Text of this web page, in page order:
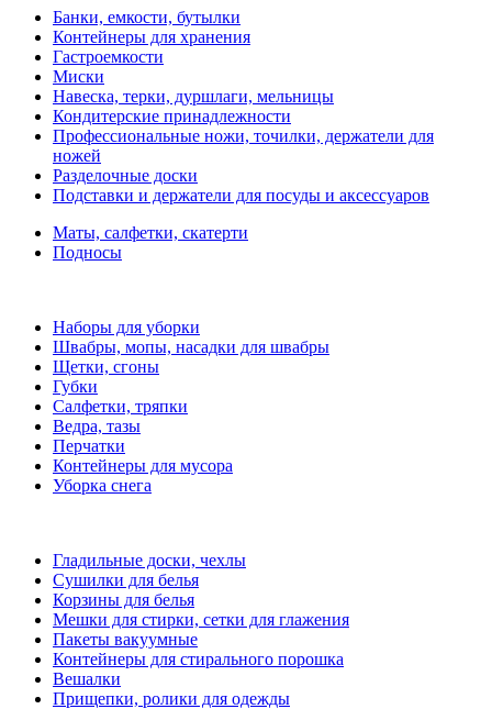
Банки, емкости, бутылки
Контейнеры для хранения
Гастроемкости
Миски
Навеска, терки, дуршлаги, мельницы
Кондитерские принадлежности
Профессиональные ножи, точилки, держатели для
ножей
Разделочные доски
Подставки и держатели для посуды и аксессуаров
Маты, салфетки, скатерти
Подносы
Наборы для уборки
Швабры, мопы, насадки для швабры
Щетки, сгоны
Губки
Салфетки, тряпки
Ведра, тазы
Перчатки
Контейнеры для мусора
Уборка снега
Гладильные доски, чехлы
Сушилки для белья
Корзины для белья
Мешки для стирки, сетки для глажения
Пакеты вакуумные
Контейнеры для стирального порошка
Вешалки
Прищепки, ролики для одежды